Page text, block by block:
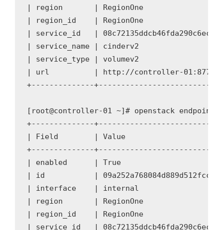
| region       | RegionOne
| region_id    | RegionOne
| service_id   |
| service_name | cinderv2
| service_type | volumev2
| url          | http://controller-01:8776/
+--------------
[root@controller-01 ~]# openstack
+--------------
| Field        | Value
+--------------
| enabled      | True
| id           |
| interface    | internal
| region       | RegionOne
| region_id    | RegionOne
| service_id   |